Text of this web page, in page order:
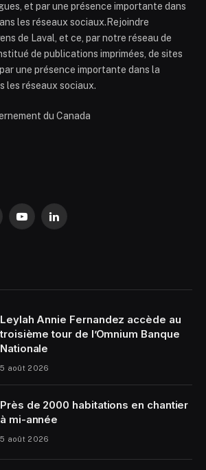
et par une présence importante dans
les réseaux sociaux.Rejoindre
de Laval, et ce, par notre réseau de
de publications imprimées, de sites
une présence importante dans la
les réseaux sociaux.
du Canada
YouTubeLinkedIn
Leylah Annie Fernandez accède au
troisième tour de l’Omnium Banque
Nationale
5 août 2026
Près de 2000 habitations en chantier
à mi-année
5 août 2026